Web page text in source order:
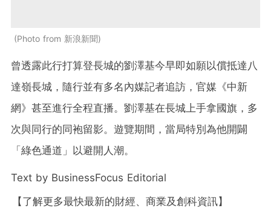
Photo from 新浪新聞
曾透露此行打算登長城的劉澤基今早即如願以償抵達八
達嶺長城，隨行並有多名內媒記者追訪，官媒《中新
網》甚至進行全程直播。劉澤基在長城上手拿國旗，多
次與同行的同袍留影。遊覽期間，當局特別為他開闢
「綠色通道」以避開人潮。
Text by BusinessFocus Editorial
【了解更多最快最新的財經、商業及創科資訊】